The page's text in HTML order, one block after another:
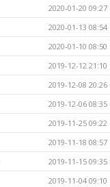
2020-01-20 09:27
2020-01-13 08:54
2020-01-10 08:50
2019-12-12 21:10
2019-12-08 20:26
2019-12-06 08:35
2019-11-25 09:22
2019-11-18 08:57
2019-11-15 09:35
2019-11-04 09:10